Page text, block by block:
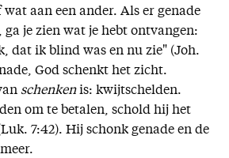
wat aan een ander. Als er genade
je zien wat je hebt ontvangen:
dat ik blind was en nu zie" (Joh.
God schenkt het zicht.
schenkenis: kwijtschelden.
om te betalen, schold hij het
7:42). Hij schonk genade en de